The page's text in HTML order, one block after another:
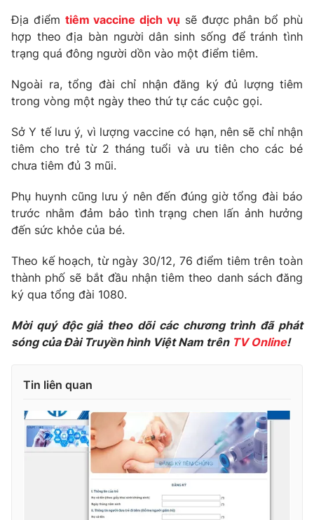
Chất lượng cuộc sống
Tuyển sinh
Học trực tuyến
Công nghệ
Hitech Công nghệ tương lai
Sản phẩm
Tư vấn
Lịch phát sóng
Chuyên mục khác
Emagazine Podcast
Photo
Video Shorts video
VTV Sức khoẻ Bất động sản
Thị trường 24h
VTV4 Vươn mình bằng AI
VTV8
Liên hệ tòa soạn English
Địa điểm tiêm vaccine dịch vụ sẽ được phân bổ phù
hợp theo địa bàn người dân sinh sống để tránh tình
trạng quá đông người dồn vào một điểm tiêm.
Ngoài ra, tổng đài chỉ nhận đăng ký đủ lượng tiêm
trong vòng một ngày theo thứ tự các cuộc gọi.
Sở Y tế lưu ý, vì lượng vaccine có hạn, nên sẽ chỉ nhận
tiêm cho trẻ từ 2 tháng tuổi và ưu tiên cho các bé
chưa tiêm đủ 3 mũi.
Phụ huynh cũng lưu ý nên đến đúng giờ tổng đài báo
trước nhằm đảm bảo tình trạng chen lấn ảnh hưởng
đến sức khỏe của bé.
Theo kế hoạch, từ ngày 30/12, 76 điểm tiêm trên toàn
thành phố sẽ bắt đầu nhận tiêm theo danh sách đăng
ký qua tổng đài 1080.
Mời quý độc giả theo dõi các chương trình đã phát
sóng của Đài Truyền hình Việt Nam trên TV Online!
Tin liên quan